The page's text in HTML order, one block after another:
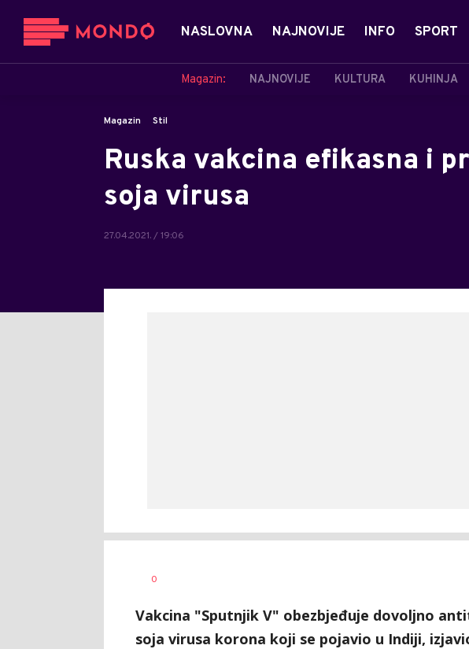
NASLOVNA NAJNOVIJE INFO SPORT
Magazin: NAJNOVIJE KULTURA KUHINJA
Magazin Stil
Ruska vakcina efikasna i
soja virusa
27.04.2021. / 19:06
AUTOR
0
Vakcina "Sputnjik V" obezbjeđuje dovoljno
soja virusa korona koji se pojavio u Indiji,